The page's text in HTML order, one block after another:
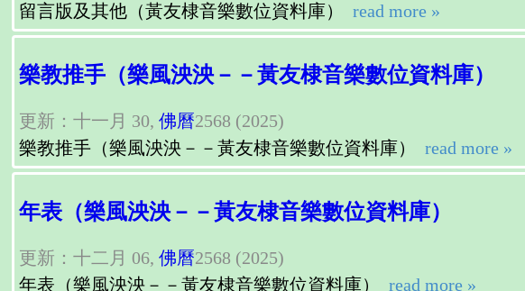
留言版及其他（黃友棣音樂數位資料庫）
read more »
樂教推手（樂風泱泱－－黃友棣音樂數位資料庫）
更新：十一月 30, 佛曆2568 (2025)
樂教推手（樂風泱泱－－黃友棣音樂數位資料庫）
read more »
年表（樂風泱泱－－黃友棣音樂數位資料庫）
更新：十二月 06, 佛曆2568 (2025)
年表（樂風泱泱－－黃友棣音樂數位資料庫）
read more »